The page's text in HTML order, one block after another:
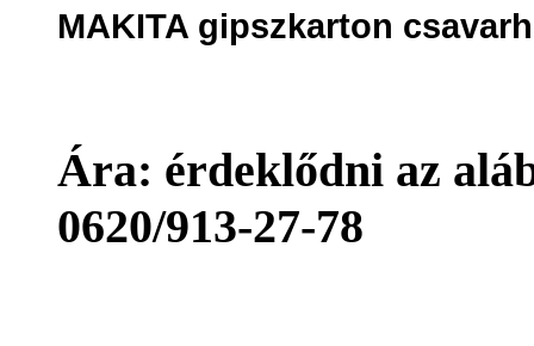
MAKITA gipszkarton
Ára: érdeklődni az
0620/913-27-78